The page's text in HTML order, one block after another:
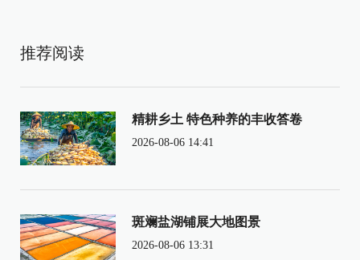
推荐阅读
精耕乡土 特色种养的丰收答卷
2026-08-06 14:41
斑斓盐湖铺展大地图景
2026-08-06 13:31